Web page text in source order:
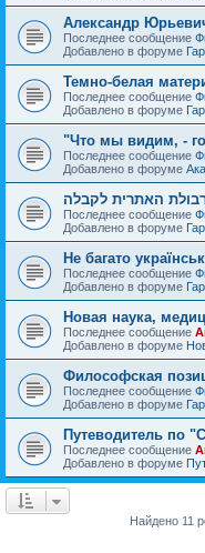
Александр
Последнее сообщение
Добавлено в форуме
Темно-белая
Последнее сообщение
Добавлено в форуме
"Что мы видим, -
Последнее сообщение
Добавлено в форуме
האתרית לקבלה
Последнее сообщение
Добавлено в форуме
Не багато
Последнее сообщение
Добавлено в форуме
Новая наука,
Последнее сообщение
Добавлено в форуме
Философская
Последнее сообщение
Добавлено в форуме
Путеводитель по
Последнее сообщение
Добавлено в форуме
Найдено 11